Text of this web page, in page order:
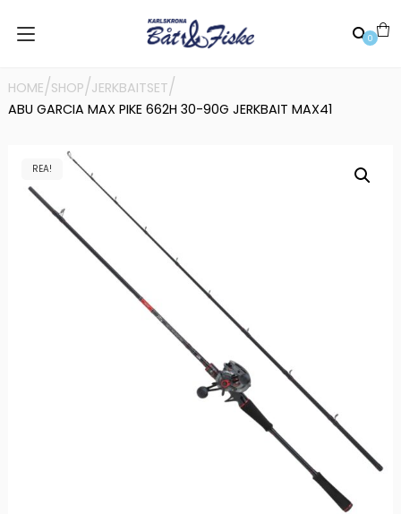
0
HOME/SHOP/JERKBAITSET/
ABU GARCIA MAX PIKE 662H 30-90G JERKBAIT MAX41
REA!